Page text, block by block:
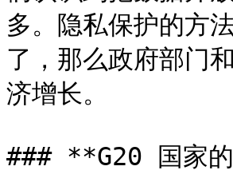
多。隐私保护的方
了，那么政府部门
济增长。
### **G20 国家